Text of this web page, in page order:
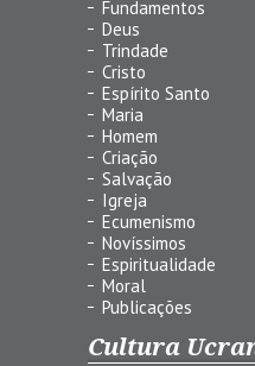
Fundamentos
Deus
Trindade
Cristo
Espírito Santo
Maria
Homem
Criação
Salvação
Igreja
Ecumenismo
Novíssimos
Espiritualidade
Moral
Publicações
Cultura